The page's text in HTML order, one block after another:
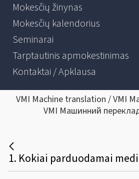
Mokesčių žinynas
Mokesčių kalendorius
Seminarai
Tarptautinis apmokestinimas
Kontaktai / Apklausa
VMI Machine translation / VMI
VMI Машинний